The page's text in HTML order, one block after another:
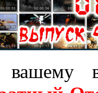
вашему